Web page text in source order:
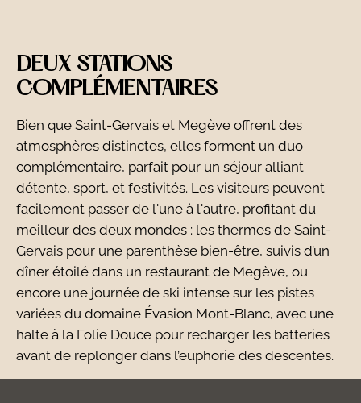
DEUX STATIONS
COMPLÉMENTAIRES
Bien que Saint-Gervais et Megève offrent des
atmosphères distinctes, elles forment un duo
complémentaire, parfait pour un séjour alliant
détente, sport, et festivités. Les visiteurs peuvent
facilement passer de l'une à l'autre, profitant du
meilleur des deux mondes : les thermes de Saint-
Gervais pour une parenthèse bien-être, suivis d’un
dîner étoilé dans un restaurant de Megève, ou
encore une journée de ski intense sur les pistes
variées du domaine Évasion Mont-Blanc, avec une
halte à la Folie Douce pour recharger les batteries
avant de replonger dans l’euphorie des descentes.